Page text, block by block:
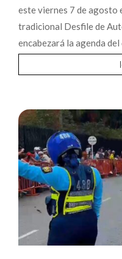
este viernes 7 de agosto
tradicional Desfile de
encabezará la agenda